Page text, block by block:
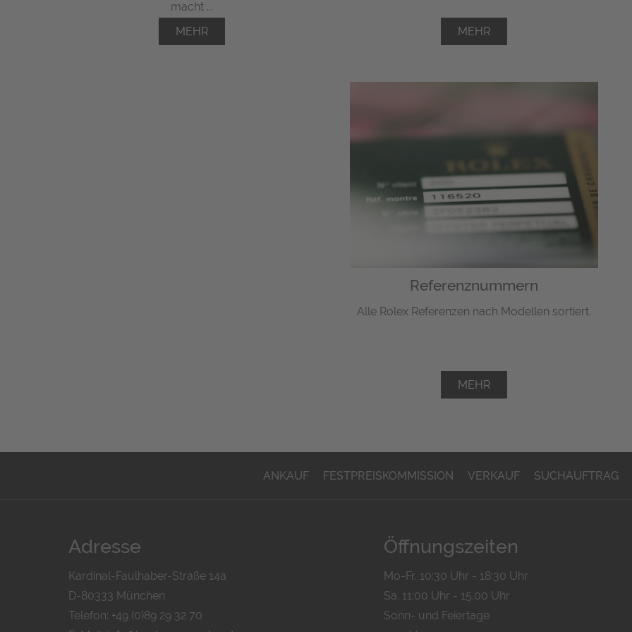
macht ...
MEHR
MEHR
Referenznummern
Alle Rolex Referenzen nach Modellen sortiert.
MEHR
ANKAUF FESTPREISKOMMISSION VERKAUF SUCHAUFTRAG
Adresse
Kardinal-Faulhaber-Straße 14a
D-80333 München
Telefon: +49 (0)89 29 32 70
Öffnungszeiten
Mo-Fr. 10:30 Uhr - 18:30 Uhr
Sa. 11:00 Uhr - 15.00 Uhr
Sonn- und Feiertage